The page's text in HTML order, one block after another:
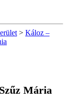
> Káloz –
Mária